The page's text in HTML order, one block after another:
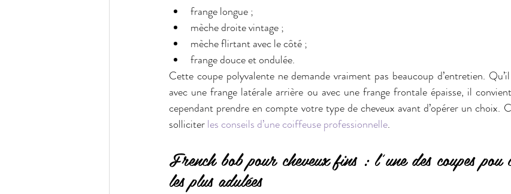
frange longue ;
mèche droite vintage ;
mèche flirtant avec le côté ;
frange douce et ondulée.
Cette coupe polyvalente ne demande vraiment pas beaucoup d’entretien. Qu’il
avec une frange latérale arrière ou avec une frange frontale épaisse, il
cependant prendre en compte votre type de cheveux avant d’opérer un choix.
solliciter les conseils d’une coiffeuse professionnelle.
French bob pour cheveux fins : l’une des coupes pou
les plus adulées